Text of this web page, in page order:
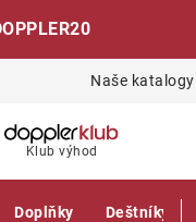
Naše katalogy
Klub výhod
Doplňky Deštníky